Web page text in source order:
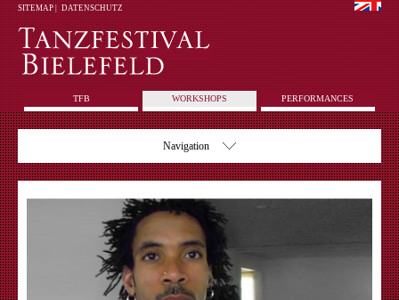
SITEMAP| DATENSCHUTZ
TFB WORKSHOPS PERFORMANCES
Navigation